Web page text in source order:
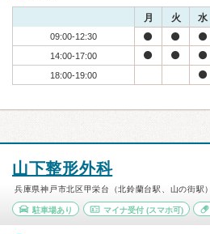
月 火 水
09:00-12:30
14:00-17:00
18:00-19:00
山下整形外科
兵庫県神戸市北区甲栄台（北鈴蘭台駅、山の街駅）
駐車場あり マイナ受付(スマホ可)